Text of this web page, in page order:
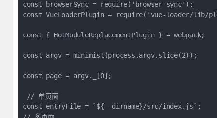
const browserSync = require('browser-sync');
const VueLoaderPlugin = require('vue-loader/lib/
const { HotModuleReplacementPlugin } = webpack;
const argv = minimist(process.argv.slice(2));
const page = argv._[0];
// 单页面
const entryFile = `${__dirname}/src/index.js`;